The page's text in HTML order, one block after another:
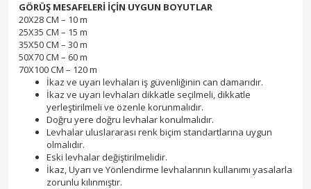
GÖRÜŞ MESAFELERİ İÇİN UYGUN BOYUTLAR
20X28 CM – 10 m
25X35 CM – 15 m
35X50 CM – 30 m
50X70 CM – 60 m
70X100 CM – 120 m
İkaz ve uyarı levhaları iş güvenliğinin can damarıdır.
İkaz ve uyarı levhaları dikkatle seçilmeli, dikkatle
yerleştirilmeli ve özenle korunmalıdır.
Doğru yere doğru levhalar konulmalıdır.
Levhalar uluslararası renk biçim standartlarına uygun
olmalıdır.
Eski levhalar değiştirilmelidir.
İkaz, Uyarı ve Yönlendirme levhalarının kullanımı yasalarla
zorunlu kılınmıştır.